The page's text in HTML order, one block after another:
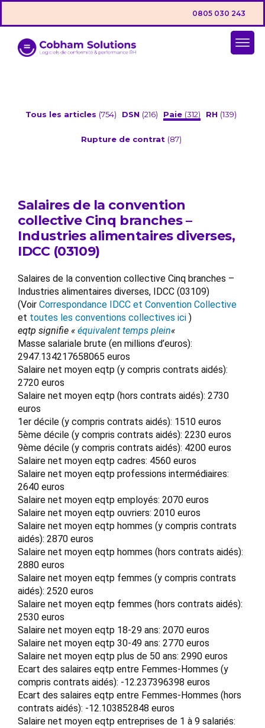
0805 030 243
Tous les articles (754) DSN (216) Paie (312) RH (139)
Rupture de contrat (87)
Salaires de la convention
collective Cinq branches –
Industries alimentaires diverses,
IDCC (03109)
Salaires de la convention collective Cinq branches –
Industries alimentaires diverses, IDCC (03109)
(Voir Correspondance IDCC et Convention Collective
et toutes les conventions collectives ici )
eqtp signifie « équivalent temps plein«
Masse salariale brute (en millions d’euros):
2947.134217658065 euros
Salaire net moyen eqtp (y compris contrats aidés):
2720 euros
Salaire net moyen eqtp (hors contrats aidés): 2730
euros
1er décile (y compris contrats aidés): 1510 euros
5ème décile (y compris contrats aidés): 2230 euros
9ème décile (y compris contrats aidés): 4200 euros
Salaire net moyen eqtp cadres: 4560 euros
Salaire net moyen eqtp professions intermédiaires:
2640 euros
Salaire net moyen eqtp employés: 2070 euros
Salaire net moyen eqtp ouvriers: 2010 euros
Salaire net moyen eqtp hommes (y compris contrats
aidés): 2870 euros
Salaire net moyen eqtp hommes (hors contrats aidés):
2880 euros
Salaire net moyen eqtp femmes (y compris contrats
aidés): 2520 euros
Salaire net moyen eqtp femmes (hors contrats aidés):
2530 euros
Salaire net moyen eqtp 18-29 ans: 2070 euros
Salaire net moyen eqtp 30-49 ans: 2770 euros
Salaire net moyen eqtp plus de 50 ans: 2990 euros
Ecart des salaires eqtp entre Femmes-Hommes (y
compris contrats aidés): -12.237396398 euros
Ecart des salaires eqtp entre Femmes-Hommes (hors
contrats aidés): -12.103852848 euros
Salaire net moyen eqtp entreprises de 1 à 9 salariés: